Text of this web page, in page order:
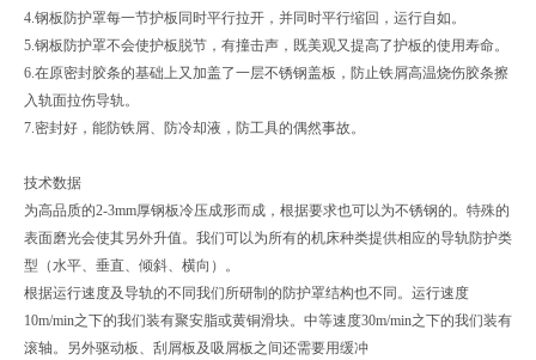
4.钢板防护罩每一节护板同时平行拉开，并同时平行缩回，运行自如。
5.钢板防护罩不会使护板脱节，有撞击声，既美观又提高了护板的使用寿命。
6.在原密封胶条的基础上又加盖了一层不锈钢盖板，防止铁屑高温烧伤胶条擦
入轨面拉伤导轨。
7.密封好，能防铁屑、防冷却液，防工具的偶然事故。
技术数据
为高品质的2-3mm厚钢板冷压成形而成，根据要求也可以为不锈钢的。特殊的
表面磨光会使其另外升值。我们可以为所有的机床种类提供相应的导轨防护类
型（水平、垂直、倾斜、横向）。
根据运行速度及导轨的不同我们所研制的防护罩结构也不同。运行速度
10m/min之下的我们装有聚安脂或黄铜滑块。中等速度30m/min之下的我们装有
滚轴。另外驱动板、刮屑板及吸屑板之间还需要用缓冲